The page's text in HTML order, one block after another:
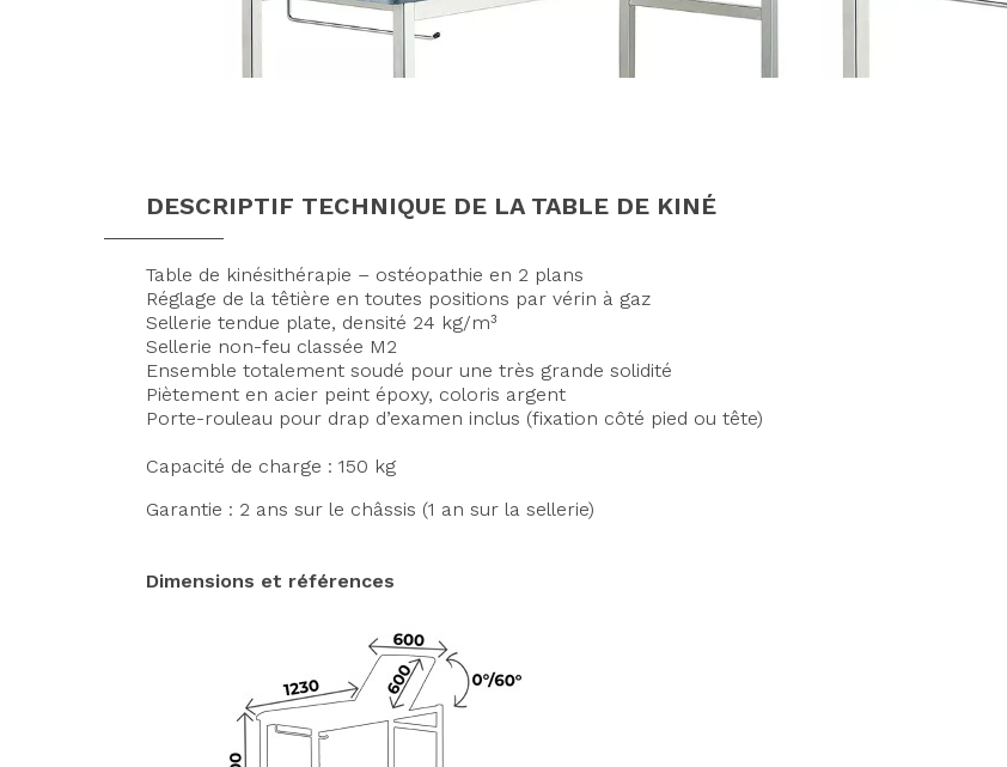
DESCRIPTIF TECHNIQUE DE LA TABLE DE KINÉ
Table de kinésithérapie – ostéopathie en 2 plans
Réglage de la têtière en toutes positions par vérin à gaz
Sellerie tendue plate, densité 24 kg/m³
Sellerie non-feu classée M2
Ensemble totalement soudé pour une très grande solidité
Piètement en acier peint époxy, coloris argent
Porte-rouleau pour drap d’examen inclus (fixation côté pied ou tête)
Capacité de charge : 150 kg
Garantie : 2 ans sur le châssis (1 an sur la sellerie)
Dimensions et références